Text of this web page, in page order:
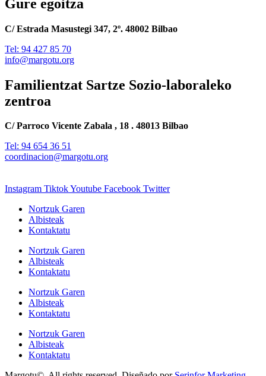
Gure egoitza
C/ Estrada Masustegi 347, 2º. 48002 Bilbao
Tel: 94 427 85 70
info@margotu.org
Familientzat Sartze Sozio-laboraleko
zentroa
C/ Parroco Vicente Zabala , 18 . 48013 Bilbao
Tel: 94 654 36 51
coordinacion@margotu.org
Instagram TiktokYoutube Facebook Twitter
Nortzuk Garen
Albisteak
Kontaktatu
Nortzuk Garen
Albisteak
Kontaktatu
Nortzuk Garen
Albisteak
Kontaktatu
Nortzuk Garen
Albisteak
Kontaktatu